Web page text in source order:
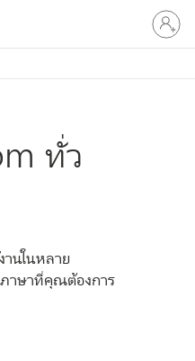
ลงชื่อ
เข้า
บัญชี
ทั่ว
นในหลาย
าษาที่คุณต้องการ